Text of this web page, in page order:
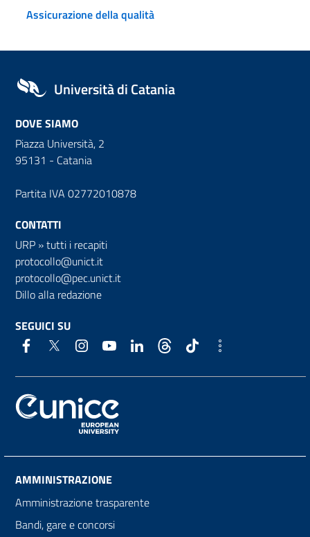
Assicurazione della qualità
Università di Catania
DOVE SIAMO
Piazza Università, 2
95131 - Catania
Partita IVA 02772010878
CONTATTI
URP »tutti i recapiti
protocollo@unict.it
protocollo@pec.unict.it
Dillo alla redazione
SEGUICI SU
AMMINISTRAZIONE
Amministrazione trasparente
Bandi, gare e concorsi